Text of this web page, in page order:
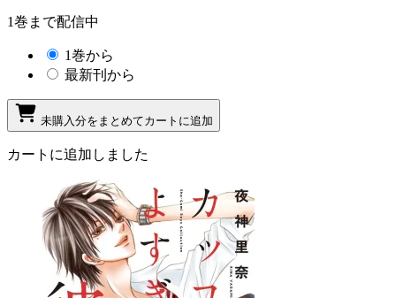
1巻まで配信中
1巻から
最新刊から
未購入分をまとめてカートに追加
カートに追加しました